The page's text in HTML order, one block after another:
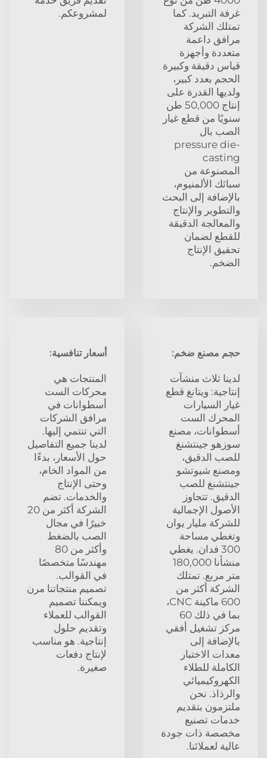
غرفة التبريد. كما
تمتلك الشركة
مرافق داعمة
متعددة وأجهزة
قياس دقيقة وكبيرة
الحجم بعدد كبير،
ولديها القدرة على
إنتاج 50,000 طن
سنويًا من قطع غيار
الصب بال
pressure die-
casting
المصنوعة من
سبائك الألمنيوم،
بالإضافة إلى البحث
والتطوير والإنتاج
والمعالجة الدقيقة
للقطع لضمان
تحقيق الإنتاج
الضخم.
لمشروعكم.
حجم مصنع ضخم:
لدينا ثلاث منشآت
إنتاجية: ويتانغ قطع
غيار السيارات
المحرك الست
أسطوانات، مصنع
سوزهو جينتشنغ
للصب الدقيق،
ومصنع شيوتشو
جينتشنغ للصب
الدقيق. تتجاوز
الأصول الإجمالية
للشركة مليار يوان
وتغطي مساحة
300 فدان. يغطي
منشأنا 180,000
متر مربع. تمتلك
الشركة أكثر من
600 ماكينة CNC،
بما في ذلك 60
مركز تشغيل أفقي
بالإضافة إلى
معدات الاختبار
الكاملة للطلاء
الكهروكيميائي
والرذاذ. نحن
ملتزمون بتقديم
خدمات تصنيع
مخصصة ذات جودة
عالية لعملائنا.
أسعار تنافسية:
المنتجات هي
محركات الست
أسطوانات في
مرافق الشركات
التي تنتمي إليها.
لدينا جميع التفاصيل
حول الأسعار، بدءًا
من المواد الخام،
وحتى الإنتاج
والخدمات. تضم
الشركة أكثر من 20
خبيرًا في مجال
الصب بالضغط
وأكثر من 80
مهندسًا متخصصًا
في القوالب.
تصميم منتجاتنا مرن
ويمكننا تصميم
القوالب للعملاء
وتقديم حلول
إنتاجية. هو مناسب
لإنتاج دفعات
صغيرة.